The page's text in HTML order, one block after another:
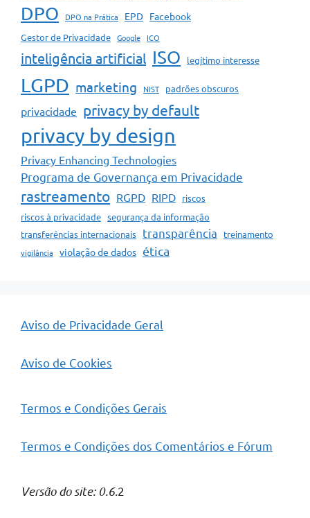
DPO DPO na Prática EPD Facebook
Gestor de Privacidade Google ICO
inteligência artificial ISO legítimo interesse
LGPD marketing NIST padrões obscuros
privacidade privacy by default
privacy by design
Privacy Enhancing Technologies
Programa de Governança em Privacidade
rastreamento RGPD RIPD riscos
riscos à privacidade segurança da informação
transferências internacionais transparência treinamento
vigilância violação de dados ética
Aviso de Privacidade Geral
Aviso de Cookies
Termos e Condições Gerais
Termos e Condições dos Comentários e Fórum
Versão do site: 0.6.2